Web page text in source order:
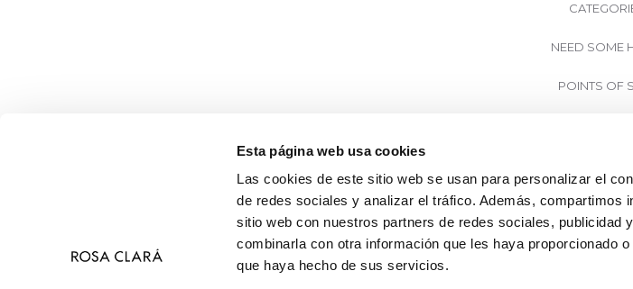
Esta página web usa cookies
Las cookies de este sitio web se usan para personalizar el
de redes sociales y analizar el tráfico. Además, compartimos
sitio web con nuestros partners de redes sociales, publicidad
combinarla con otra información que les haya proporcionado
que haya hecho de sus servicios.
NEED SOME
POINTS OF